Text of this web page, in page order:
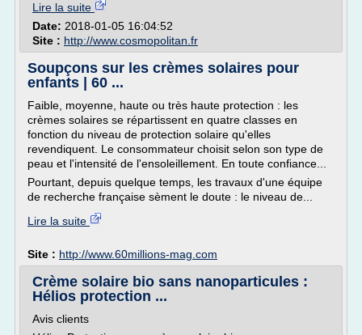
Lire la suite
Date: 2018-01-05 16:04:52
Site : http://www.cosmopolitan.fr
Soupçons sur les crèmes solaires pour
enfants | 60 ...
Faible, moyenne, haute ou très haute protection : les
crèmes solaires se répartissent en quatre classes en
fonction du niveau de protection solaire qu'elles
revendiquent. Le consommateur choisit selon son type de
peau et l'intensité de l'ensoleillement. En toute confiance...
Pourtant, depuis quelque temps, les travaux d'une équipe
de recherche française sèment le doute : le niveau de...
Lire la suite
Site : http://www.60millions-mag.com
Crème solaire bio sans nanoparticules :
Hélios protection ...
Avis clients